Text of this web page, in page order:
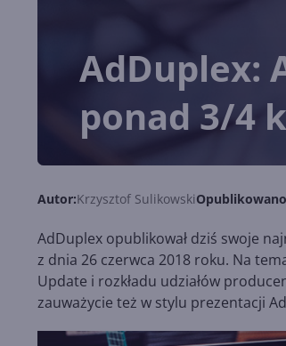
AdDuplex:
ponad 3/4
Autor:Krzysztof Sulikowski
AdDuplex opublikował dziś swoje
z dnia 26 czerwca 2018 roku. Na
Update i rozkładu udziałów
zauważycie też w stylu prezentacji